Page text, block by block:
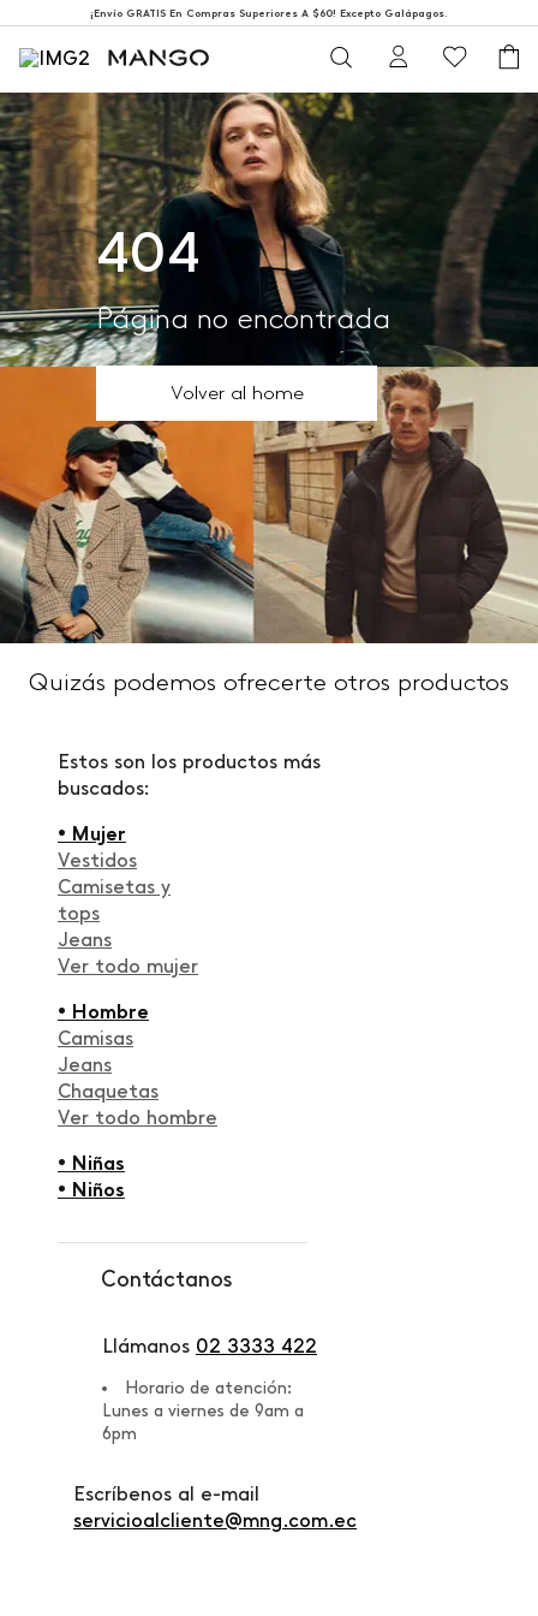
¡Envío GRATIS En Compras Superiores A $60! Excepto Galápagos.
404
Página no encontrada
Volver al home
Quizás podemos ofrecerte otros productos
Estos son los productos más
buscados:
• Mujer
Vestidos
Camisetas y
tops
Jeans
Ver todo mujer
• Hombre
Camisas
Jeans
Chaquetas
Ver todo hombre
• Niñas
• Niños
Contáctanos
Llámanos 02 3333 422
Horario de atención:
Lunes a viernes de 9am a
6pm
Escríbenos al e-mail
servicioalcliente@mng.com.ec